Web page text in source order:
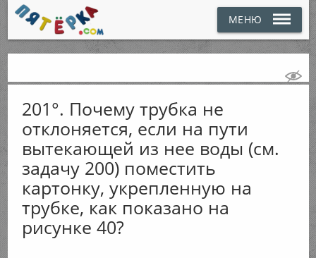
МЕНЮ
201°. Почему трубка не
отклоняется, если на пути
вытекающей из нее воды (см.
задачу 200) поместить
картонку, укрепленную на
трубке, как показано на
рисунке 40?